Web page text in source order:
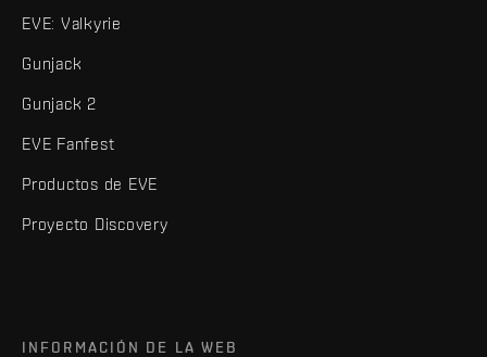
EVE: Valkyrie
Gunjack
Gunjack 2
EVE Fanfest
Productos de EVE
Proyecto Discovery
INFORMACIÓN DE LA WEB